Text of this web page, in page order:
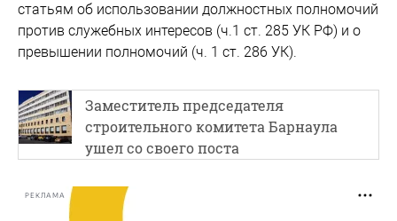
статьям об использовании должностных полномочий
против служебных интересов (ч.1 ст. 285 УК РФ) и о
превышении полномочий (ч. 1 ст. 286 УК).
Заместитель председателя
строительного комитета Барнаула
ушел со своего поста
РЕКЛАМА